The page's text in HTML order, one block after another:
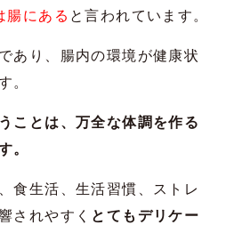
腸にある と言われています。
あり、腸内の環境が健康状
。
ことは、万全な体調を作る
。
食生活、生活習慣、ストレ
されやすく とてもデリケー